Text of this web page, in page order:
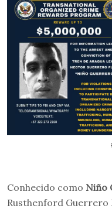
Conhecido como Niño
Rusthenford Guerrero